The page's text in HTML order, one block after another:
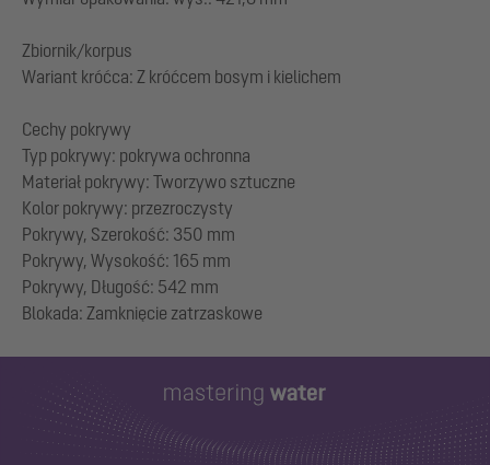
Zbiornik/korpus
Wariant króćca: Z króćcem bosym i kielichem
Cechy pokrywy
Typ pokrywy: pokrywa ochronna
Materiał pokrywy: Tworzywo sztuczne
Kolor pokrywy: przezroczysty
Pokrywy, Szerokość: 350 mm
Pokrywy, Wysokość: 165 mm
Pokrywy, Długość: 542 mm